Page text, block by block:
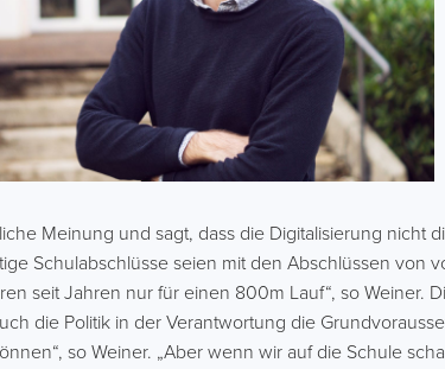
Meinung und sagt, dass die Digitalisierung nicht
Schulabschlüsse seien mit den Abschlüssen von
seit Jahren nur für einen 800m Lauf“, so Weiner.
die Politik in der Verantwortung die
so Weiner. „Aber wenn wir auf die Schule